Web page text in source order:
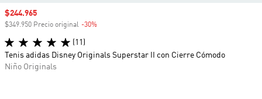
Precio de venta
$244.965
$349.950 Precio original -30%
(11)
Tenis adidas Disney Originals Superstar II con Cierre Cómodo
Niño Originals